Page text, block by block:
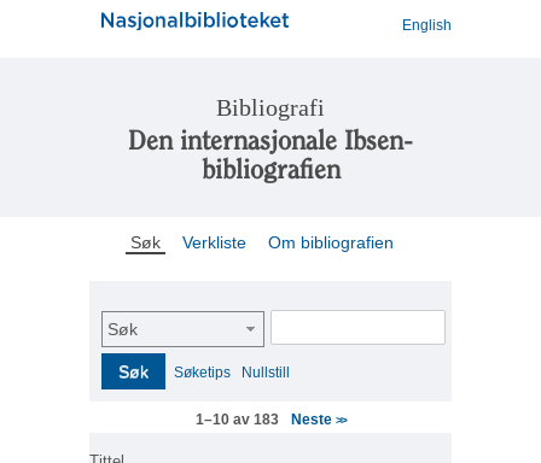
English
Bibliografi
Den internasjonale Ibsen-
bibliografien
Søk Verkliste Om bibliografien
Søk
Søk Søketips Nullstill
1–10 av 183 Neste >>